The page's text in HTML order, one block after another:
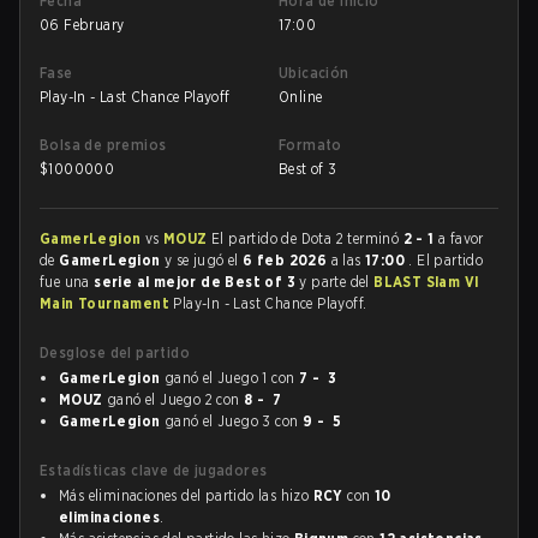
06 February
17:00
Fase
Play-In - Last Chance Playoff
Ubicación
Online
Bolsa de premios
$1000000
Formato
Best of 3
GamerLegion vs MOUZ El partido de Dota 2 terminó 2 - 1 a favor
de GamerLegiony se jugó el 6 feb 2026 a las17:00 . El partido
fue una serie al mejor de Best of 3y parte del BLAST Slam VI
Main Tournament Play-In - Last Chance Playoff.
Desglose del partido
GamerLegion ganó el Juego 1 con 7 - 3
MOUZ ganó el Juego 2 con 8 - 7
GamerLegion ganó el Juego 3 con 9 - 5
Estadísticas clave de jugadores
Más eliminaciones del partido las hizo RCY con 10
eliminaciones.